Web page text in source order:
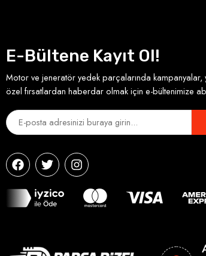
E-Bültene Kayıt Ol!
Motor ve jeneratör yedek parçalarında kampanyalar,
özel fırsatlardan haberdar olmak için e-bültenimize